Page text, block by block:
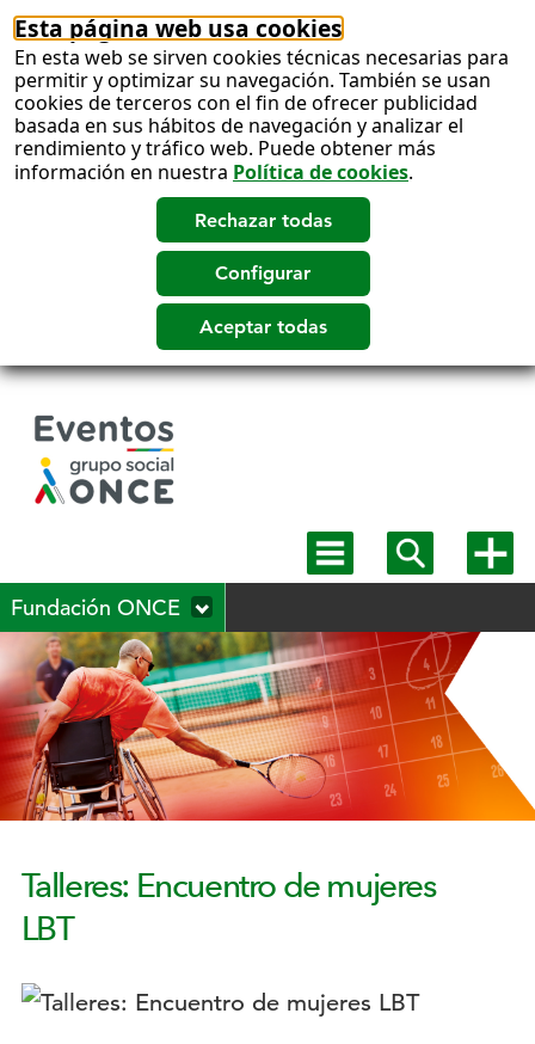
Esta página web usa cookies
En esta web se sirven cookies técnicas necesarias para
permitir y optimizar su navegación. También se usan
cookies de terceros con el fin de ofrecer publicidad
basada en sus hábitos de navegación y analizar el
rendimiento y tráfico web. Puede obtener más
información en nuestra Política de cookies.
Mostrar
menú
Mostrar
buscadormás
Fundación ONCE
Talleres: Encuentro de mujeres
LBT
Logotipo: